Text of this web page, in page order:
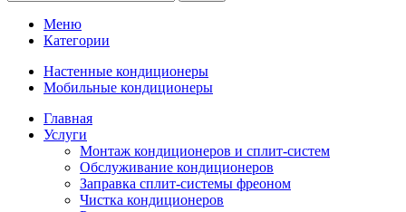
Меню
Категории
Настенные кондиционеры
Мобильные кондиционеры
Главная
Услуги
Монтаж кондиционеров и сплит-систем
Обслуживание кондиционеров
Заправка сплит-системы фреоном
Чистка кондиционеров